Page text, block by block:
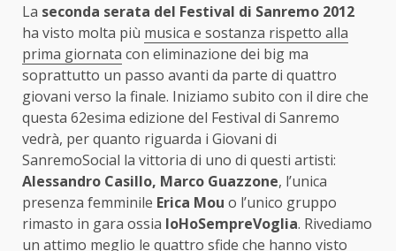
La seconda serata del Festival di Sanremo 2012
ha visto molta più musica e sostanza rispetto alla
prima giornata con eliminazione dei big ma
soprattutto un passo avanti da parte di quattro
giovani verso la finale. Iniziamo subito con il dire che
questa 62esima edizione del Festival di Sanremo
vedrà, per quanto riguarda i Giovani di
SanremoSocial la vittoria di uno di questi artisti:
Alessandro Casillo, Marco Guazzone, l’unica
presenza femminile Erica Mou o l’unico gruppo
rimasto in gara ossia IoHoSempreVoglia. Rivediamo
un attimo meglio le quattro sfide che hanno visto